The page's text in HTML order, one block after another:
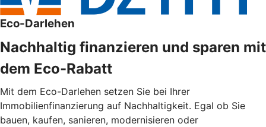
Eco-Darlehen
Nachhaltig finanzieren und sparen mit
dem Eco-Rabatt
Mit dem Eco-Darlehen setzen Sie bei Ihrer
Immobilienfinanzierung auf Nachhaltigkeit. Egal ob Sie
bauen, kaufen, sanieren, modernisieren oder